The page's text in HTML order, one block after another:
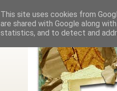
This site uses cookies from
are shared with Google along
statistics, and to detect and